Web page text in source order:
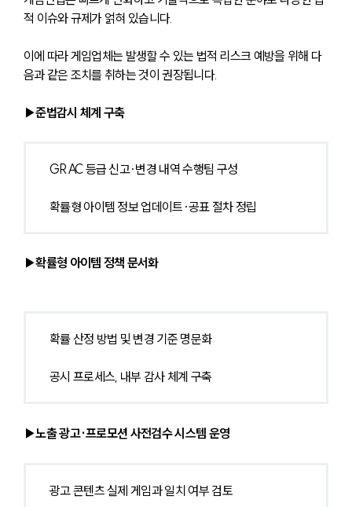
적 이슈와 규제가 얽혀 있습니다.
이에 따라 게임업체는 발생할 수 있는 법적 리스크 예방을 위해 다
음과 같은 조치를 취하는 것이 권장됩니다.
▶준법감시 체계 구축
GRAC 등급 신고·변경 내역 수행팀 구성
확률형 아이템 정보 업데이트·공표 절차 정립
▶확률형 아이템 정책 문서화
확률 산정 방법 및 변경 기준 명문화
공시 프로세스, 내부 감사 체계 구축
▶노출 광고·프로모션 사전검수 시스템 운영
광고 콘텐츠 실제 게임과 일치 여부 검토